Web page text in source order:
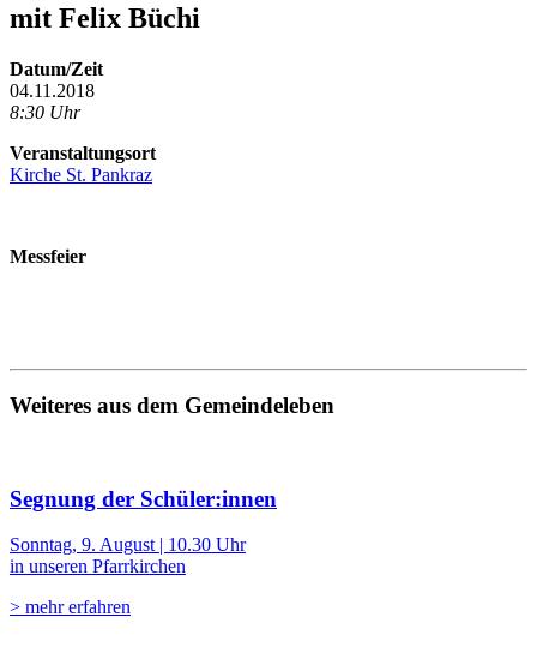
mit Felix Büchi
Datum/Zeit
04.11.2018
8:30 Uhr
Veranstaltungsort
Kirche St. Pankraz
Messfeier
Weiteres aus dem Gemeindeleben
Segnung der Schüler:innen
Sonntag, 9. August | 10.30 Uhr
in unseren Pfarrkirchen
> mehr erfahren